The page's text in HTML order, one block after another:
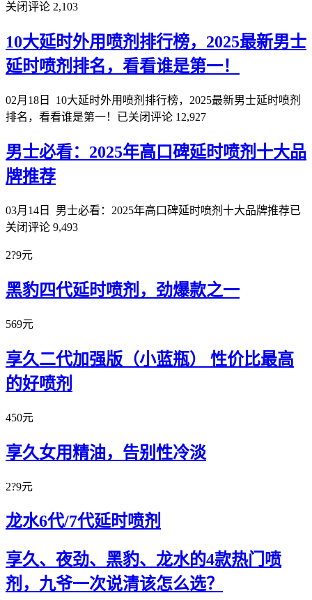
关闭评论 2,103
10大延时外用喷剂排行榜，2025最新男士
延时喷剂排名，看看谁是第一！
02月18日
10大延时外用喷剂排行榜，2025最新男士延时喷剂
排名，看看谁是第一！ 已关闭评论 12,927
男士必看：2025年高口碑延时喷剂十大品
牌推荐
03月14日 男士必看：2025年高口碑延时喷剂十大品牌推荐已
关闭评论 9,493
2?9元
黑豹四代延时喷剂，劲爆款之一
569元
享久二代加强版（小蓝瓶） 性价比最高
的好喷剂
450元
享久女用精油，告别性冷淡
2?9元
龙水6代/7代延时喷剂
享久、夜劲、黑豹、龙水的4款热门喷
剂，九爷一次说清该怎么选？